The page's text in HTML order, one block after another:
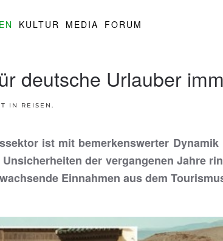
KULTUR MEDIA FORUM
deutsche Urlauber
IN REISEN .
ist mit bemerkenswerter
der vergangenen Jahre
Einnahmen aus dem